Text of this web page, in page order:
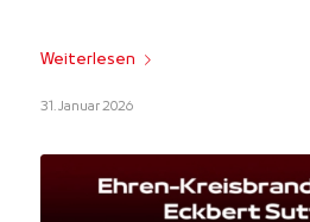
Weiterlesen
31. Januar 2026